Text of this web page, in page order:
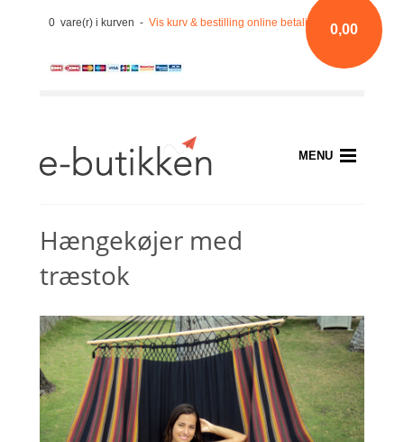
0 vare(r) i kurven -Vis kurv & bestilling online betaling med kort
0,00
MENU
Hængekøjer med
træstok